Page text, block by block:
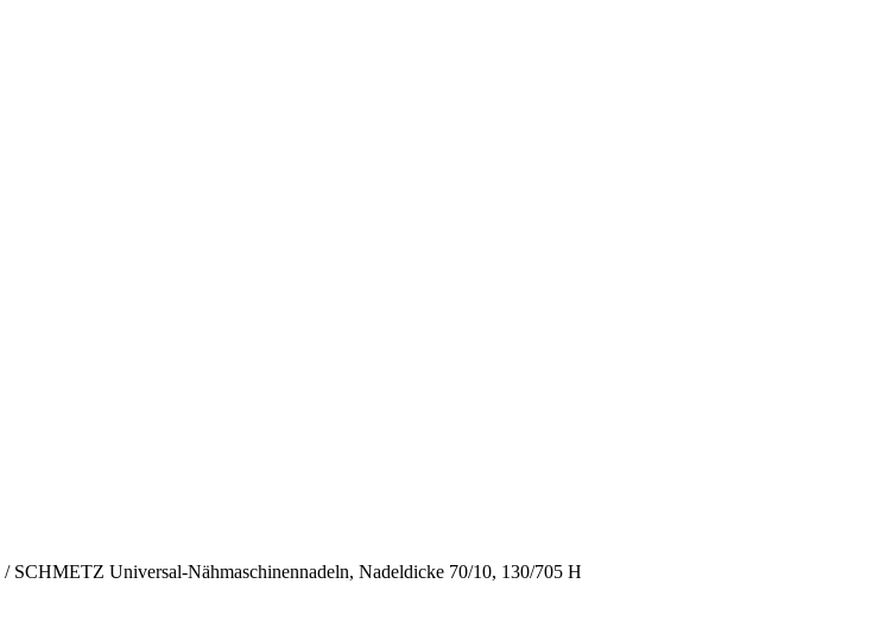
/ SCHMETZ Universal-Nähmaschinennadeln, Nadeldicke 70/10, 130/705 H